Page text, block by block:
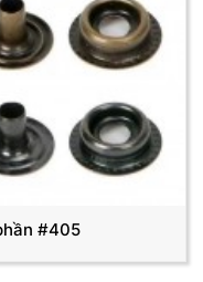
#405